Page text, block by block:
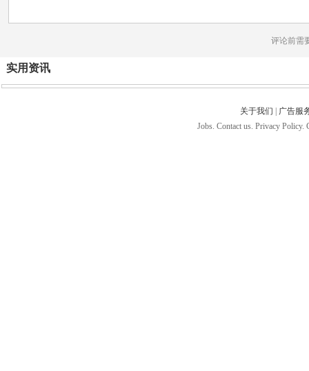
评论前需
实用资讯
关于我们
广告服
Jobs. Contact us. Privacy